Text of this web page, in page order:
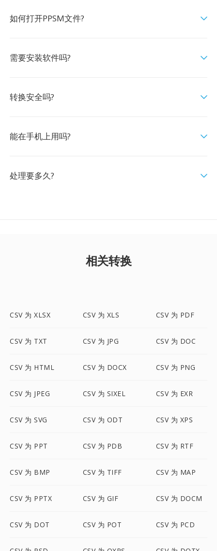
如何打开PPSM文件?
需要安装软件吗?
转换安全吗?
能在手机上用吗?
处理要多久?
相关转换
CSV 为 XLSX CSV 为 XLS CSV 为 PDF
CSV 为 TXT CSV 为 JPG CSV 为 DOC
CSV 为 HTML CSV 为 DOCX CSV 为 PNG
CSV 为 JPEG CSV 为 SIXEL CSV 为 EXR
CSV 为 SVG CSV 为 ODT CSV 为 XPS
CSV 为 PPT CSV 为 PDB CSV 为 RTF
CSV 为 BMP CSV 为 TIFF CSV 为 MAP
CSV 为 PPTX CSV 为 GIF CSV 为 DOCM
CSV 为 DOT CSV 为 POT CSV 为 PCD